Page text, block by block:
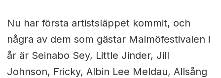
Nu har första artistsläppet kommit, och
några av dem som gästar Malmöfestivalen i
år är Seinabo Sey, Little Jinder, Jill
Johnson, Fricky, Albin Lee Meldau, Allsång